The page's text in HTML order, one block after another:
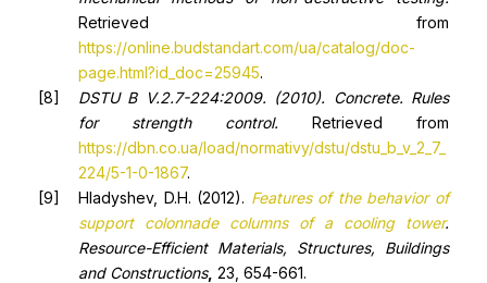
Retrieved from
https://online.budstandart.com/ua/catalog/doc-
page.html?id_doc=25945.
DSTU B V.2.7-224:2009. (2010). Concrete. Rules
for strength control. Retrieved from
https://dbn.co.ua/load/normativy/dstu/dstu_b_v_2_7_
224/5-1-0-1867.
Hladyshev, D.H. (2012). Features of the behavior of
support colonnade columns of a cooling tower.
Resource-Efficient Materials, Structures, Buildings
and Constructions, 23, 654-661.